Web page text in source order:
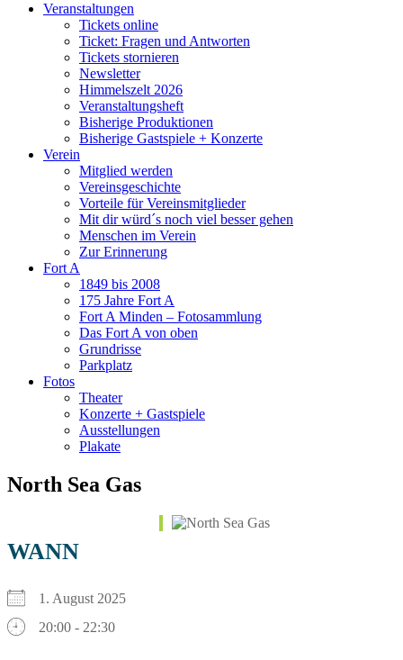
Veranstaltungen
Tickets online
Ticket: Fragen und Antworten
Tickets stornieren
Newsletter
Himmelszelt 2026
Veranstaltungsheft
Bisherige Produktionen
Bisherige Gastspiele + Konzerte
Verein
Mitglied werden
Vereinsgeschichte
Vorteile für Vereinsmitglieder
Mit dir würd´s noch viel besser gehen
Menschen im Verein
Zur Erinnerung
Fort A
1849 bis 2008
175 Jahre Fort A
Fort A Minden – Fotosammlung
Das Fort A von oben
Grundrisse
Parkplatz
Fotos
Theater
Konzerte + Gastspiele
Ausstellungen
Plakate
North Sea Gas
WANN
1. August 2025
20:00 - 22:30